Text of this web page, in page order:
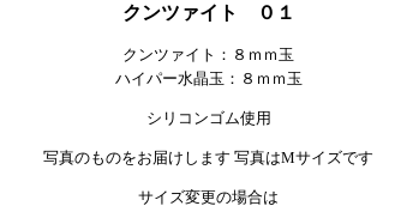
クンツァイト ０１
クンツァイト：８ｍｍ玉
ハイパー水晶玉：８ｍｍ玉
シリコンゴム使用
写真のものをお届けします 写真はMサイズです
サイズ変更の場合は